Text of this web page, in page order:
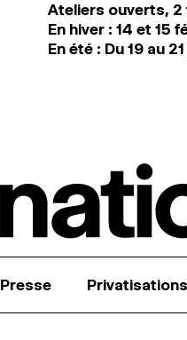
Ateliers ouverts, 2
En hiver : 14 et 15
En été : Du 19 au
Presse Privatisations